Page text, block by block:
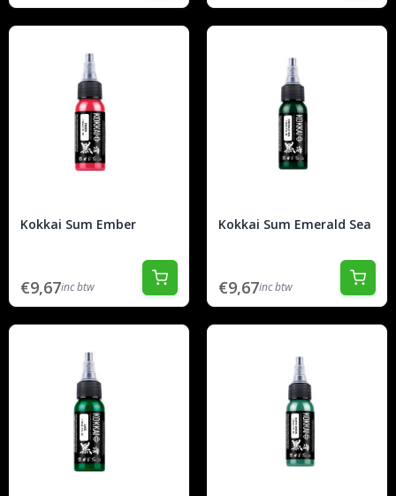
Kokkai Sum Ember
€9,67inc btw
Kokkai Sum Emerald Sea
€9,67inc btw